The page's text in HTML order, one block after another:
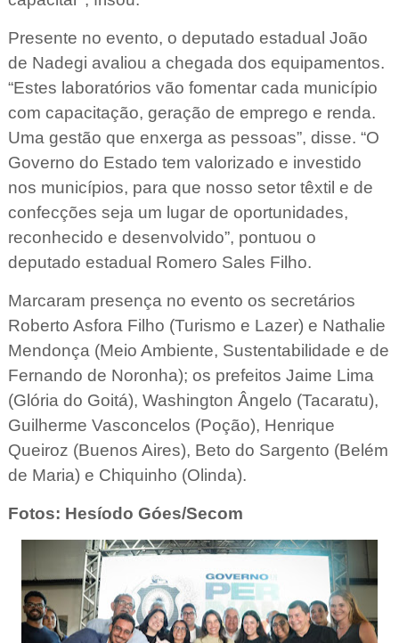
Presente no evento, o deputado estadual João
de Nadegi avaliou a chegada dos equipamentos.
“Estes laboratórios vão fomentar cada município
com capacitação, geração de emprego e renda.
Uma gestão que enxerga as pessoas”, disse. “O
Governo do Estado tem valorizado e investido
nos municípios, para que nosso setor têxtil e de
confecções seja um lugar de oportunidades,
reconhecido e desenvolvido”, pontuou o
deputado estadual Romero Sales Filho.
Marcaram presença no evento os secretários
Roberto Asfora Filho (Turismo e Lazer) e Nathalie
Mendonça (Meio Ambiente, Sustentabilidade e de
Fernando de Noronha); os prefeitos Jaime Lima
(Glória do Goitá), Washington Ângelo (Tacaratu),
Guilherme Vasconcelos (Poção), Henrique
Queiroz (Buenos Aires), Beto do Sargento (Belém
de Maria) e Chiquinho (Olinda).
Fotos: Hesíodo Góes/Secom